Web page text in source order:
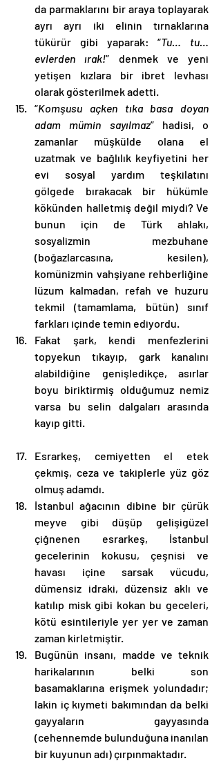
da parmaklarını bir araya toplayarak
ayrı ayrı iki elinin tırnaklarına
tükürür gibi yaparak: “Tu… tu…
evlerden ırak!” denmek ve yeni
yetişen kızlara bir ibret levhası
olarak gösterilmek adetti.
“Komşusu açken tıka basa doyan
adam mümin sayılmaz” hadisi, o
zamanlar müşkülde olana el
uzatmak ve bağlılık keyfiyetini her
evi sosyal yardım teşkilatını
gölgede bırakacak bir hükümle
kökünden halletmiş değil miydi? Ve
bunun için de Türk ahlakı,
sosyalizmin mezbuhane
(boğazlarcasına, kesilen),
komünizmin vahşiyane rehberliğine
lüzum kalmadan, refah ve huzuru
tekmil (tamamlama, bütün) sınıf
farkları içinde temin ediyordu.
Fakat şark, kendi menfezlerini
topyekun tıkayıp, gark kanalını
alabildiğine genişledikçe, asırlar
boyu biriktirmiş olduğumuz nemiz
varsa bu selin dalgaları arasında
kayıp gitti.
Esrarkeş, cemiyetten el etek
çekmiş, ceza ve takiplerle yüz göz
olmuş adamdı.
İstanbul ağacının dibine bir çürük
meyve gibi düşüp gelişigüzel
çiğnenen esrarkeş, İstanbul
gecelerinin kokusu, çeşnisi ve
havası içine sarsak vücudu,
dümensiz idraki, düzensiz aklı ve
katılıp misk gibi kokan bu geceleri,
kötü esintileriyle yer yer ve zaman
zaman kirletmiştir.
Bugünün insanı, madde ve teknik
harikalarının belki son
basamaklarına erişmek yolundadır;
lakin iç kıymeti bakımından da belki
gayyaların gayyasında
(cehennemde bulunduğuna inanılan
bir kuyunun adı) çırpınmaktadır.